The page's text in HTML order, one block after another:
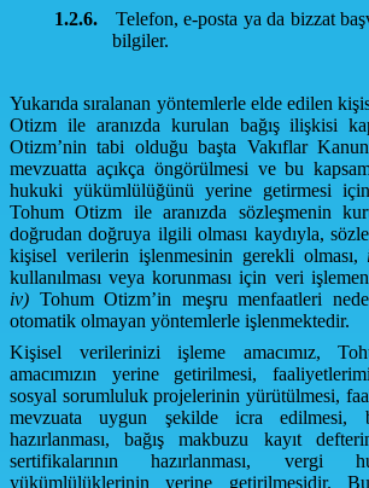
1.2.6.
Telefon, e-posta ya da bizzat
bilgiler.
Yukarıda sıralanan yöntemlerle elde edilen
Otizm ile aranızda kurulan bağış ilişkisi
Otizm’nin tabi olduğu başta Vakıflar
mevzuatta açıkça öngörülmesi ve bu
hukuki yükümlülüğünü yerine getirmesi
Tohum Otizm ile aranızda sözleşmenin
doğrudan doğruya ilgili olması kaydıyla,
kişisel verilerin işlenmesinin gerekli olması,
kullanılması veya korunması için veri
iv) Tohum Otizm’in meşru menfaatleri
otomatik olmayan yöntemlerle işlenmektedir.
Kişisel verilerinizi işleme amacımız,
amacımızın yerine getirilmesi,
sosyal sorumluluk projelerinin yürütülmesi,
mevzuata uygun şekilde icra edilmesi,
hazırlanması, bağış makbuzu kayıt
sertifikalarının hazırlanması, vergi
yükümlülüklerinin yerine getirilmesidir.